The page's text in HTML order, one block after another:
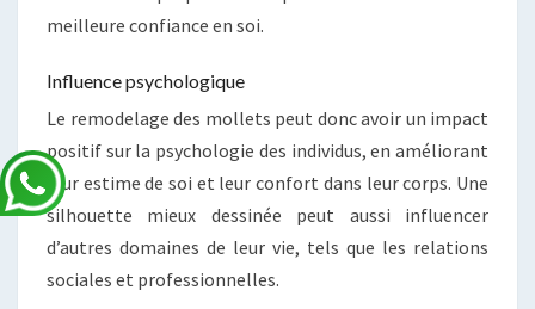
meilleure confiance en soi.
Influence psychologique
Le remodelage des mollets peut donc avoir un impact
positif sur la psychologie des individus, en améliorant
leur estime de soi et leur confort dans leur corps. Une
silhouette mieux dessinée peut aussi influencer
d’autres domaines de leur vie, tels que les relations
sociales et professionnelles.